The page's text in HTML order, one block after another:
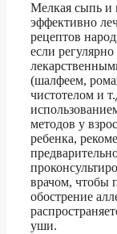
Мелкая сыпь и
эффективно
рецептов
если
(шалфеем,
чистотелом и
методов у
ребенка,
врачом, чтобы
обострение
уши.